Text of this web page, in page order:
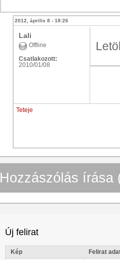
2012, április 8 - 18:26
Lali
Offline
Csatlakozott:
2010/01/08
Teteje
Hozzászólás írása
Új felirat
Kép
Felirat